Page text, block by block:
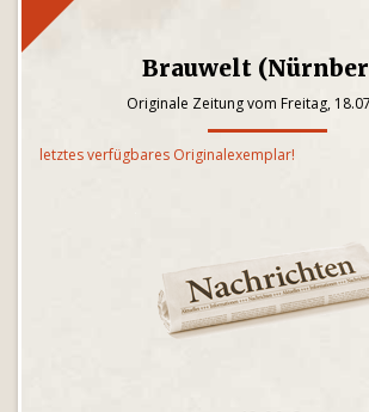
Brauwelt
Originale Zeitung vom Freitag,
letztes verfügbares Originalexemplar!